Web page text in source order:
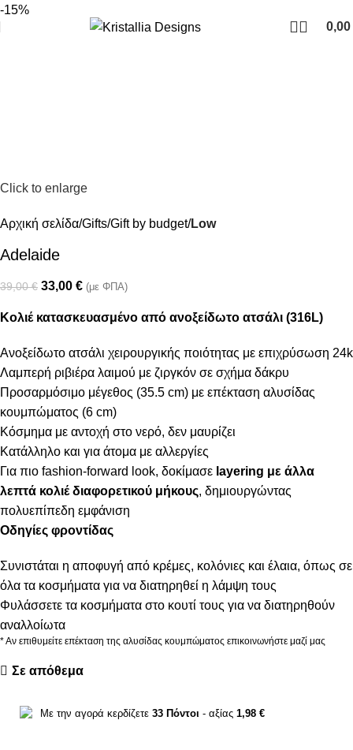
0,00
-15%
Click to enlarge
Αρχική σελίδα Gifts Gift by budget Low
Adelaide
39,00€ 33,00 € (με ΦΠΑ)
Κολιέ κατασκευασμένο από ανοξείδωτο ατσάλι (316L)
Ανοξείδωτο ατσάλι χειρουργικής ποιότητας με επιχρύσωση 24k
Λαμπερή ριβιέρα λαιμού με ζιργκόν σε σχήμα δάκρυ
Προσαρμόσιμο μέγεθος (35.5 cm) με επέκταση αλυσίδας
κουμπώματος (6 cm)
Κόσμημα με αντοχή στο νερό, δεν μαυρίζει
Κατάλληλο και για άτομα με αλλεργίες
Για πιο fashion-forward look, δοκίμασε layering με άλλα
λεπτά κολιέ διαφορετικού μήκους, δημιουργώντας
πολυεπίπεδη εμφάνιση
Οδηγίες φροντίδας
Συνιστάται η αποφυγή από κρέμες, κολόνιες και έλαια, όπως σε
όλα τα κοσμήματα για να διατηρηθεί η λάμψη τους
Φυλάσσετε τα κοσμήματα στο κουτί τους για να διατηρηθούν
αναλλοίωτα
* Αν επιθυμείτε επέκταση της αλυσίδας κουμπώματος επικοινωνήστε μαζί μας
Σε απόθεμα
Με την αγορά κερδίζετε 33 Πόντοι - αξίας 1,98 €